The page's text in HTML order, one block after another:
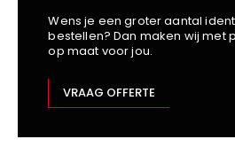
Jassz
Kariban
M-Safe
OXXA
Premier
Wens je een groter aantal
bestellen? Dan maken wij met
op maat voor jou.
VRAAG OFFERTE